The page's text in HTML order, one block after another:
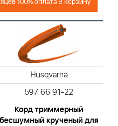
Husqvarna
597 66 91-22
Корд триммерный
бесшумный крученый для